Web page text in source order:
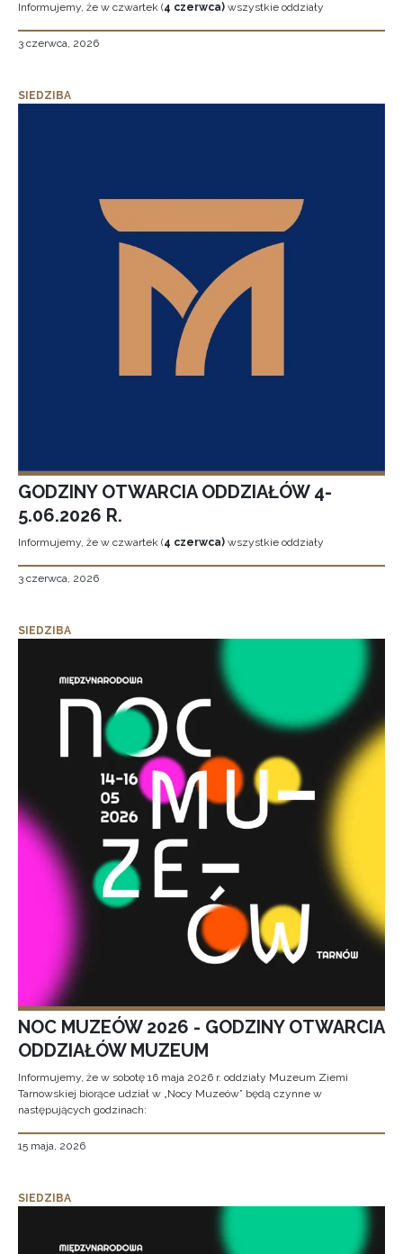
Informujemy, że w czwartek (4 czerwca) wszystkie oddziały
3 czerwca, 2026
SIEDZIBA
GODZINY OTWARCIA ODDZIAŁÓW 4-
5.06.2026 R.
Informujemy, że w czwartek (4 czerwca) wszystkie oddziały
3 czerwca, 2026
SIEDZIBA
NOC MUZEÓW 2026 - GODZINY OTWARCIA
ODDZIAŁÓW MUZEUM
Informujemy, że w sobotę 16 maja 2026 r. oddziały Muzeum Ziemi
Tarnowskiej biorące udział w „Nocy Muzeów” będą czynne w
następujących godzinach:
15 maja, 2026
SIEDZIBA